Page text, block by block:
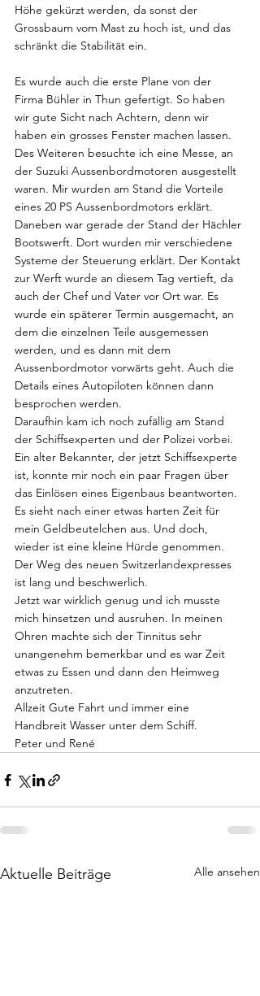
Höhe gekürzt werden, da sonst der
Grossbaum vom Mast zu hoch ist, und das
schränkt die Stabilität ein.
Es wurde auch die erste Plane von der
Firma Bühler in Thun gefertigt. So haben
wir gute Sicht nach Achtern, denn wir
haben ein grosses Fenster machen lassen.
Des Weiteren besuchte ich eine Messe, an
der Suzuki Aussenbordmotoren ausgestellt
waren. Mir wurden am Stand die Vorteile
eines 20 PS Aussenbordmotors erklärt.
Daneben war gerade der Stand der Hächler
Bootswerft. Dort wurden mir verschiedene
Systeme der Steuerung erklärt. Der Kontakt
zur Werft wurde an diesem Tag vertieft, da
auch der Chef und Vater vor Ort war. Es
wurde ein späterer Termin ausgemacht, an
dem die einzelnen Teile ausgemessen
werden, und es dann mit dem
Aussenbordmotor vorwärts geht. Auch die
Details eines Autopiloten können dann
besprochen werden.
Daraufhin kam ich noch zufällig am Stand
der Schiffsexperten und der Polizei vorbei.
Ein alter Bekannter, der jetzt Schiffsexperte
ist, konnte mir noch ein paar Fragen über
das Einlösen eines Eigenbaus beantworten.
Es sieht nach einer etwas harten Zeit für
mein Geldbeutelchen aus. Und doch,
wieder ist eine kleine Hürde genommen.
Der Weg des neuen Switzerlandexpresses
ist lang und beschwerlich.
Jetzt war wirklich genug und ich musste
mich hinsetzen und ausruhen. In meinen
Ohren machte sich der Tinnitus sehr
unangenehm bemerkbar und es war Zeit
etwas zu Essen und dann den Heimweg
anzutreten.
Allzeit Gute Fahrt und immer eine
Handbreit Wasser unter dem Schiff.
Peter und René
Aktuelle Beiträge Alle ansehen